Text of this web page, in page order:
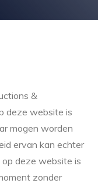
&
deze website is
mogen worden
ervan kan echter
deze website is
zonder